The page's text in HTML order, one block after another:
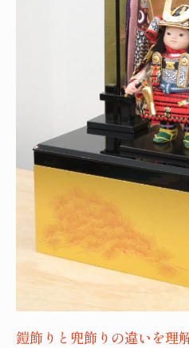
鎧飾りと兜飾りの違いを理